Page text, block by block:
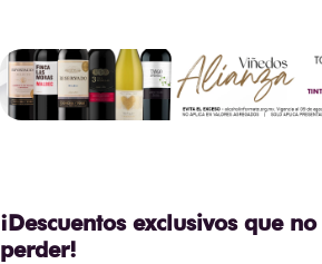
¡Descuentos exclusivos que
perder!